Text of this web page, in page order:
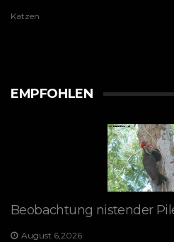
Katzen
EMPFOHLEN
Beobachtung nistender
August 6,2026